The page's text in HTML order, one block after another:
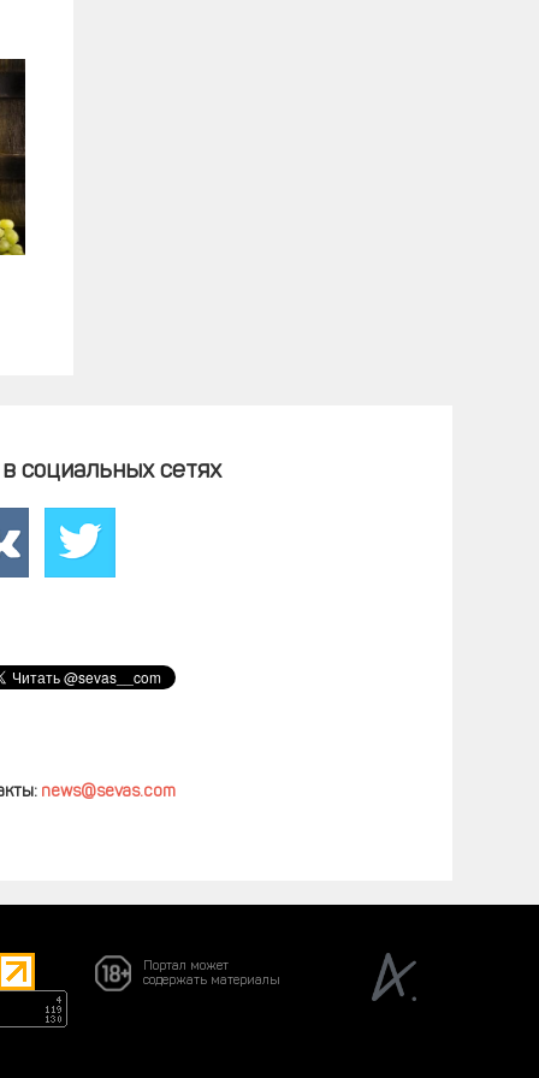
социальных сетях
news@sevas.com
Портал может
содержать материалы